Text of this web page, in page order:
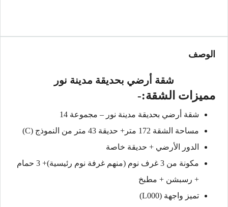
الوصف
شقة أرضي بحديقة مدينة نور
مميزات الشقة:-
شقة أرضي بحديقة مدينة نور – مجموعة 14
مساحة الشقة 172 متر+ حديقة 43 متر من النموذج (C)
الدور الأرضي + حديقة خاصة
مكونة من 3 غرف نوم (منهم غرفة نوم رئيسية)+ 3 حمام
+ رسبشن + مطبخ
تميز واجهة (L000)